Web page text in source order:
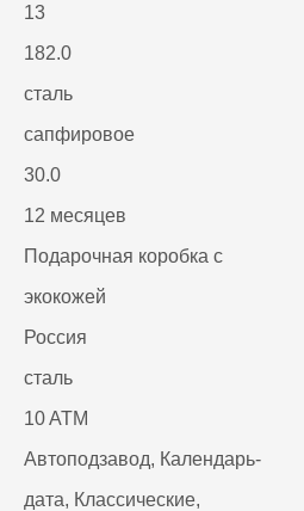
13
182.0
сталь
сапфировое
30.0
12 месяцев
Подарочная коробка с
экокожей
Россия
сталь
10 ATM
Автоподзавод, Календарь-
дата, Классические,